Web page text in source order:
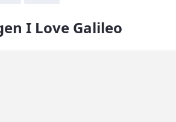
I Love Galileo